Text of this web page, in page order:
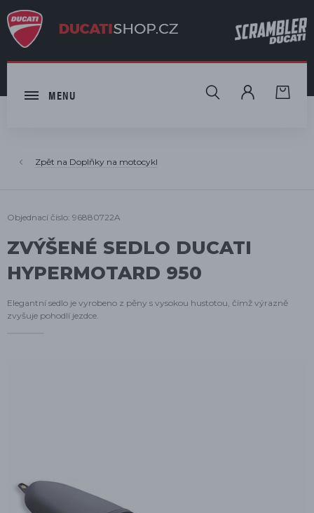
MENU HLEDAT
Doplňky na motocykl
Objednací číslo: 96880722A
ZVÝŠENÉ SEDLO DUCATI
HYPERMOTARD 950
Elegantní sedlo je vyrobeno z pěny s vysokou hustotou, čímž výrazně
zvyšuje pohodlí jezdce.